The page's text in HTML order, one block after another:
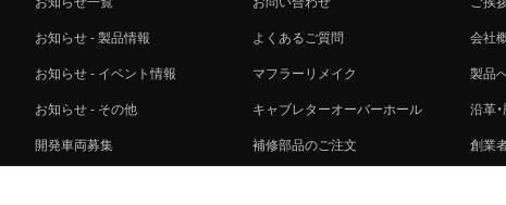
お知らせ - 製品情報
お知らせ - イベント情報
お知らせ - その他
開発車両募集
よくあるご質問
マフラーリメイク
キャブレターオーバーホール
補修部品のご注文
会社
製品
沿革
創業